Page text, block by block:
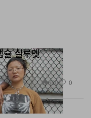
슐 실루엣
660 0